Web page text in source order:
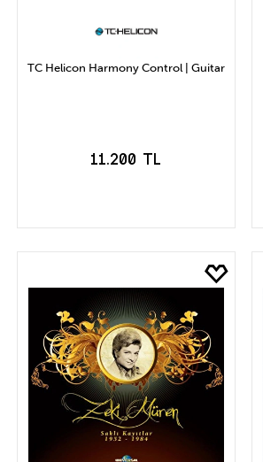
TC Helicon Harmony Control | Guitar
11.200 TL
SEPETE EKLE